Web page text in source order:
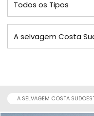
A SELVAGEM COSTA